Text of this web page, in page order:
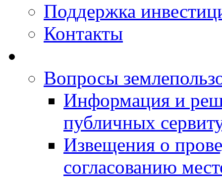
Поддержка
Контакты
Вопросы
Информация и
публичных
Извещения о
согласованию